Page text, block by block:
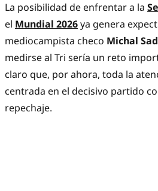
La posibilidad de enfrentar a la
el Mundial 2026ya genera
mediocampista checo Michal
medirse al Tri sería un reto
claro que, por ahora, toda la
centrada en el decisivo partido
repechaje.